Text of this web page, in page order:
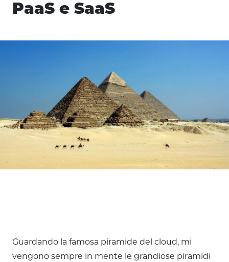
PaaS e SaaS
Guardando la famosa piramide del cloud, mi
vengono sempre in mente le grandiose piramidi